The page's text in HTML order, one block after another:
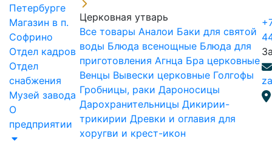
Петербурге
Магазин в п.
Софрино
Отдел кадров
Отдел
снабжения
Музей завода
О
предприятии
Церковная утварь
Все товары Аналои Баки для святой
воды Блюда всенощные Блюда для
приготовления Агнца Бра церковные
Венцы Вывески церковные Голгофы
Гробницы, раки Дароносицы
Дарохранительницы Дикирии-
трикирии Древки и оглавия для
хоругви и крест-икон